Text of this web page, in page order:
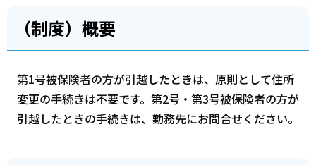
（制度）概要
第1号被保険者の方が引越したときは、原則として住所
変更の手続きは不要です。第2号・第3号被保険者の方が
引越したときの手続きは、勤務先にお問合せください。